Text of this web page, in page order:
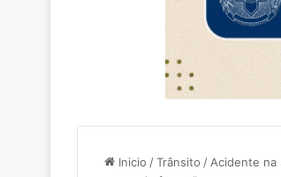
Inicio /Trânsito / Acidente na